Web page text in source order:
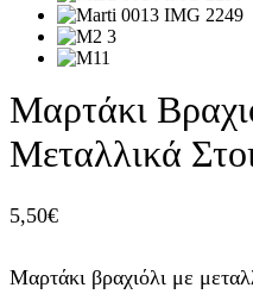
Μαρτάκι
Μεταλλικά
5,50€
Μαρτάκι βραχιόλι με